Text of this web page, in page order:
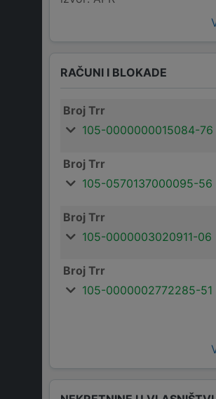
RAČUNI I BLOKADE
Broj Trr
105-0000000015084-76
Broj Trr
105-0570137000095-56
Broj Trr
105-0000003020911-06
Broj Trr
105-0000002772285-51